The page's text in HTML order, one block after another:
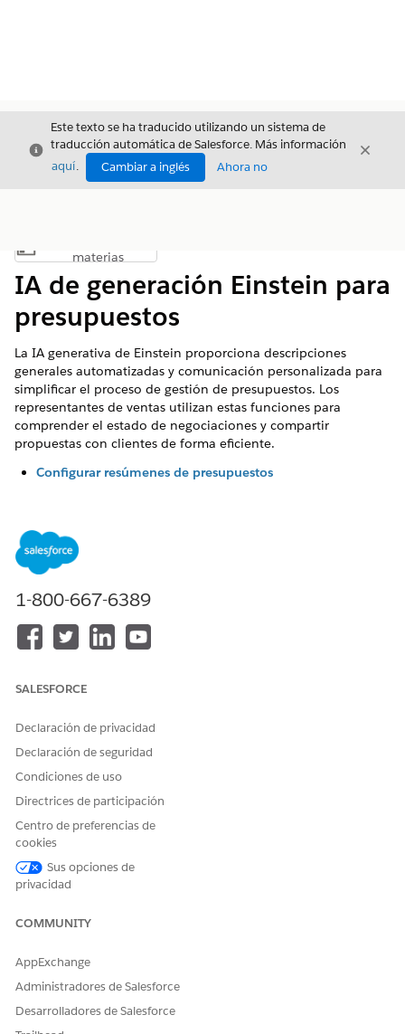
Cerrar
Este texto se ha traducido utilizando un sistema de
traducción automática de Salesforce. Más información
aquí. Cambiar a inglés Ahora no
Cerrar
Mostrar índice de materias
materias
IA de generación Einstein para
presupuestos
La IA generativa de Einstein proporciona descripciones
generales automatizadas y comunicación personalizada para
simplificar el proceso de gestión de presupuestos. Los
representantes de ventas utilizan estas funciones para
comprender el estado de negociaciones y compartir
propuestas con clientes de forma eficiente.
Configurar resúmenes de presupuestos
representantes de ventas descripciones generales de
presupuestos digeribles. Al utilizar datos de clientes,
Einstein resume registros de modo que los representantes
un cliente o un cliente potencial para su aprobación.
Configurar correos electrónicos de presupuestos
Utilice Einstein para ayudar sus representantes de ventas a
de presupuestos con sus clientes.
¿RESOLVIÓ ESTE ARTÍCULO SU PROBLEMA?
¡Háganos saber cómo podemos mejorar!
1-800-667-6389
SALESFORCE
Declaración de privacidad
Declaración de seguridad
Condiciones de uso
Directrices de participación
Centro de preferencias de
cookies
Sus opciones de
privacidad
COMMUNITY
AppExchange
Administradores de Salesforce
Desarrolladores de Salesforce